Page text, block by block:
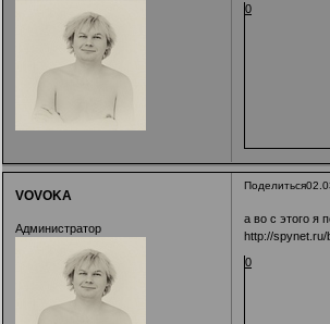
0
Поделиться
VOVOKA
Администратор
а во с этого я
http://spynet.ru/
0